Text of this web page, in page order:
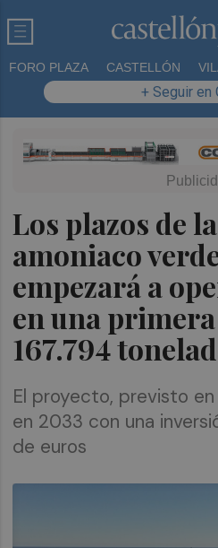
FORO PLAZA CASTELLÓN
+ Seguir en
Los plazos de
amoniaco
empezará a
en una
167.794
El proyecto, previsto
en 2033 con una
de euros